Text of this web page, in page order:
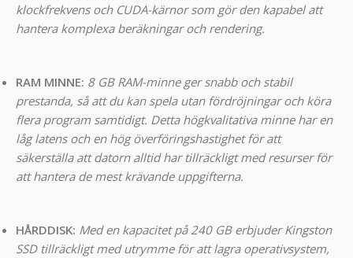
klockfrekvens och CUDA-kärnor som gör den kapabel att
hantera komplexa beräkningar och rendering.
RAM MINNE: 8 GB RAM-minne ger snabb och stabil
prestanda, så att du kan spela utan fördröjningar och köra
flera program samtidigt. Detta högkvalitativa minne har en
låg latens och en hög överföringshastighet för att
säkerställa att datorn alltid har tillräckligt med resurser för
att hantera de mest krävande uppgifterna.
HÅRDDISK: Med en kapacitet på 240 GB erbjuder Kingston
SSD tillräckligt med utrymme för att lagra operativsystem,